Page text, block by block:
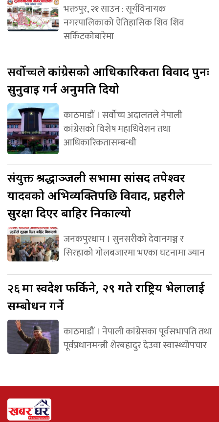
भक्तपुर, २१ साउन : सूर्यविनायक
नगरपालिकाको ऐतिहासिक शिव शिव
सर्किटकोबारेमा
सर्वोच्चलेकांग्रेसको आधिकारिकता विवाद पुनः
सुनुवाइ गर्न अनुमति दियो
काठमाडौं । सर्वोच्च अदालतले नेपाली
कांग्रेसको विशेष महाधिवेशन तथा
आधिकारिकतासम्बन्धी
संयुक्तश्रद्धाञ्जली सभामा सांसद तपेश्वर
यादवको अभिव्यक्तिपछि विवाद, प्रहरीले
सुरक्षा दिएर बाहिर निकाल्यो
जनकपुरधाम । सुनसरीको देवानगञ्ज र
सिरहाको गोलबजारमा भएका घटनामा ज्यान
२६मा स्वदेश फर्किने, २९ गते राष्ट्रिय भेलालाई
सम्बोधन गर्ने
काठमाडौं । नेपाली कांग्रेसका पूर्वसभापति तथा
पूर्वप्रधानमन्त्री शेरबहादुर देउवा स्वास्थ्योपचार